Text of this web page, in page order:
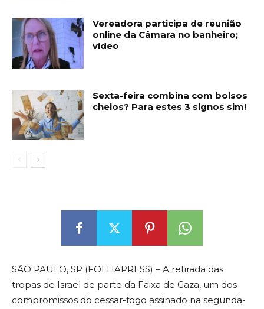
Vereadora participa de reunião
online da Câmara no banheiro;
vídeo
Sexta-feira combina com bolsos
cheios? Para estes 3 signos sim!
SÃO PAULO, SP (FOLHAPRESS) – A retirada das
tropas de Israel de parte da Faixa de Gaza, um dos
compromissos do cessar-fogo assinado na segunda-